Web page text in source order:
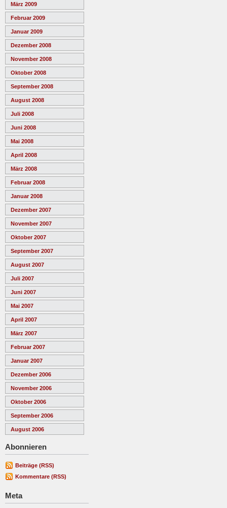
März 2009
Februar 2009
Januar 2009
Dezember 2008
November 2008
Oktober 2008
September 2008
August 2008
Juli 2008
Juni 2008
Mai 2008
April 2008
März 2008
Februar 2008
Januar 2008
Dezember 2007
November 2007
Oktober 2007
September 2007
August 2007
Juli 2007
Juni 2007
Mai 2007
April 2007
März 2007
Februar 2007
Januar 2007
Dezember 2006
November 2006
Oktober 2006
September 2006
August 2006
Abonnieren
Beiträge (RSS)
Kommentare (RSS)
Meta